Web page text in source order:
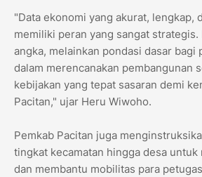
​"Data ekonomi yang akurat, lengkap,
memiliki peran yang sangat strategis.
angka, melainkan pondasi dasar bagi
dalam merencanakan pembangunan
kebijakan yang tepat sasaran demi
Pacitan," ujar Heru Wiwoho.
​Pemkab Pacitan juga
tingkat kecamatan hingga desa
dan membantu mobilitas para